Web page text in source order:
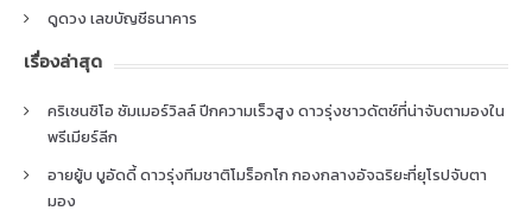
ดูดวง เลขบัญชีธนาคาร
เรื่องล่าสุด
คริเซนซิโอ ซัมเมอร์วิลล์ ปีกความเร็วสูง ดาวรุ่งชาวดัตช์ที่น่าจับตามองใน
พรีเมียร์ลีก
อายยู้บ บูอัดดี้ ดาวรุ่งทีมชาติโมร็อกโก กองกลางอัจฉริยะที่ยุโรปจับตา
มอง